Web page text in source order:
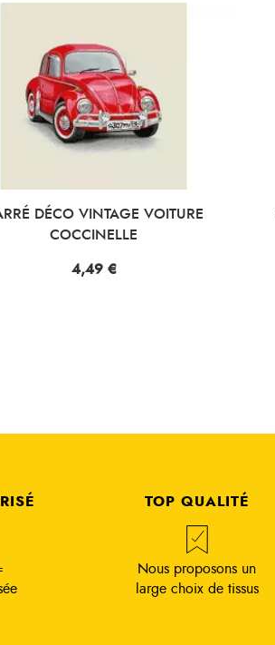
DÉCO VINTAGE VOITURE
COCCINELLE
Prix
4,49 €
TOP QUALITÉ
Nous proposons un
large choix de tissus